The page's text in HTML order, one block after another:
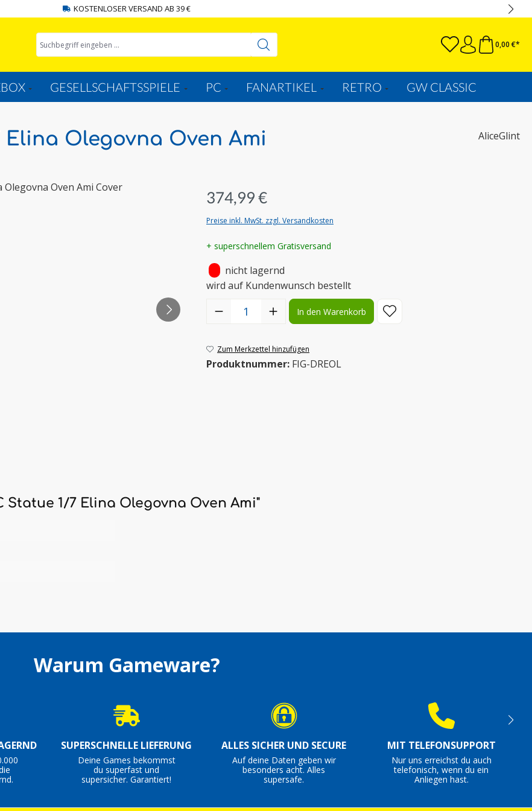
KOSTENLOSER VERSAND AB 39 €
0,00 €*
GESELLSCHAFTSSPIELE PC FANARTIKEL RETRO GW CLASSIC
Olegovna Oven Ami AliceGlint
374,99 €
Preise inkl. MwSt. zzgl. Versandkosten
+ superschnellem Gratisversand
nicht lagernd
wird auf Kundenwunsch bestellt
Produkt Anzahl: Gib den gewünschten Wert ein oder benutze die
In den Warenkorb
Zum Merkzettel hinzufügen
Produktnummer: FIG-DREOL
1/7 Elina Olegovna Oven Ami"
Warum Gameware?
SUPERSCHNELLE LIEFERUNG
Deine Games bekommst
du superfast und
supersicher. Garantiert!
ALLES SICHER UND SECURE
Auf deine Daten geben wir
besonders acht. Alles
supersafe.
MIT TELEFONSUPPORT
Nur uns erreichst du auch
telefonisch, wenn du ein
Anliegen hast.